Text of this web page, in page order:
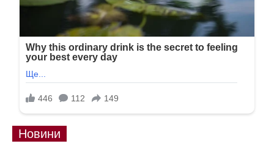
Новини